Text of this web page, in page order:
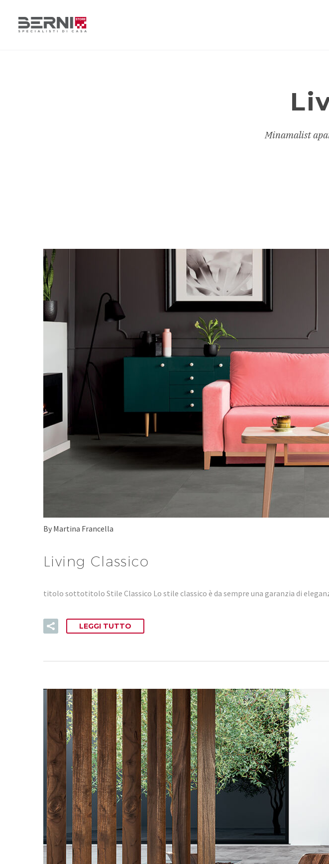
Minamalist
By Martina Francella
Living Classico
titolo sottotitolo Stile Classico Lo stile classico è da sempre una garanzia di
LEGGI TUTTO